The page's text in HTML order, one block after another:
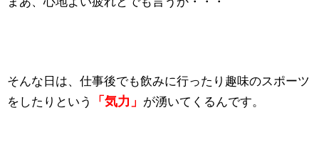
そんな日は、仕事後でも飲みに行ったり趣味のスポーツ
をしたりという
「気力」 が湧いてくるんです。